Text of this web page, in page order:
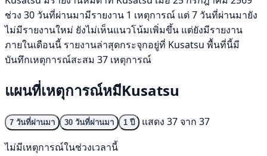
ช่วง 30 วันที่ผ่านมามีรายงาน 1 เหตุการณ์ แต่ 7 วันที่ผ่านมายัง
ไม่มีรายงานใหม่ ยังไม่เห็นแนวโน้มเพิ่มขึ้น แต่ยังมีรายงาน
ภายในเดือนนี้ รายงานล่าสุดกระจุกอยู่ที่ Kusatsu พื้นที่นี้มี
บันทึกเหตุการณ์สะสม 37 เหตุการณ์
แผนที่เหตุการณ์หมีKusatsu
7 วันที่ผ่านมา 30 วันที่ผ่านมา 1 ปี
แสดง 37 จาก 37
ไม่มีเหตุการณ์ในช่วงเวลานี้